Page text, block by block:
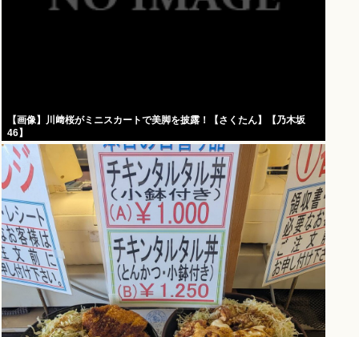
【画像】川﨑桜がミニスカートで美脚を披露！【さくたん】【乃木坂
46】